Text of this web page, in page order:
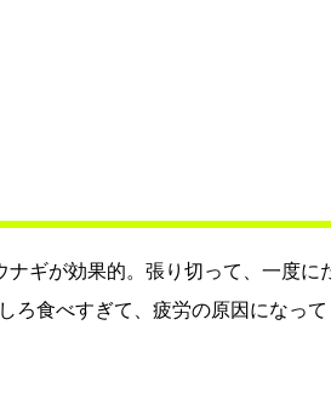
ギが効果的。張り切って、一度に
ろ食べすぎて、疲労の原因になって